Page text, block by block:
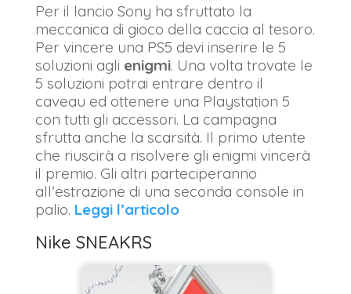
Per il lancio Sony ha sfruttato la
meccanica di gioco della caccia al tesoro.
Per vincere una PS5 devi inserire le 5
soluzioni agli enigmi. Una volta trovate le
5 soluzioni potrai entrare dentro il
caveau ed ottenere una Playstation 5
con tutti gli accessori. La campagna
sfrutta anche la scarsità. Il primo utente
che riuscirà a risolvere gli enigmi vincerà
il premio. Gli altri parteciperanno
all’estrazione di una seconda console in
palio. Leggi l’articolo
Nike SNEAKRS